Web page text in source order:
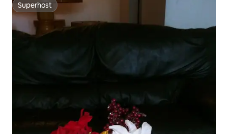
Superhost
Superhost